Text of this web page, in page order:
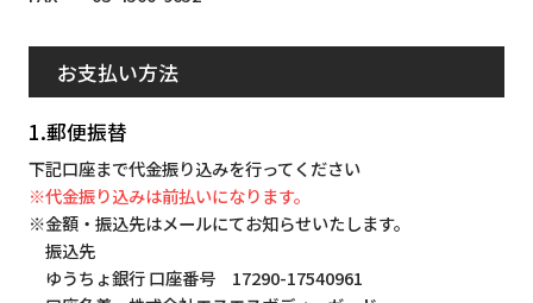
お支払い方法
1.郵便振替
下記口座まで代金振り込みを行ってください
※代金振り込みは前払いになります。
※金額・振込先はメールにてお知らせいたします。
振込先
ゆうちょ銀行 口座番号 17290-17540961